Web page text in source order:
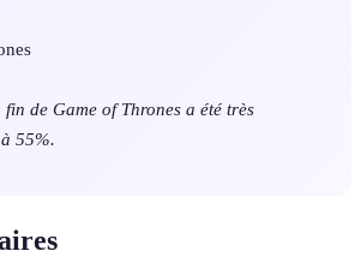
de Game of Thrones a été très
55%.